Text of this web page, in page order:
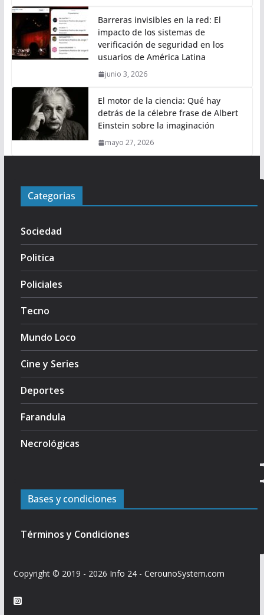
Barreras invisibles en la red: El
impacto de los sistemas de
verificación de seguridad en los
usuarios de América Latina
junio 3, 2026
El motor de la ciencia: Qué hay
detrás de la célebre frase de Albert
Einstein sobre la imaginación
mayo 27, 2026
Categorias
Sociedad
Politica
Policiales
Tecno
Mundo Loco
Cine y Series
Deportes
Farandula
Necrológicas
Bases y condiciones
Términos y Condiciones
Copyright © 2019 - 2026 Info 24- CerounoSystem.com